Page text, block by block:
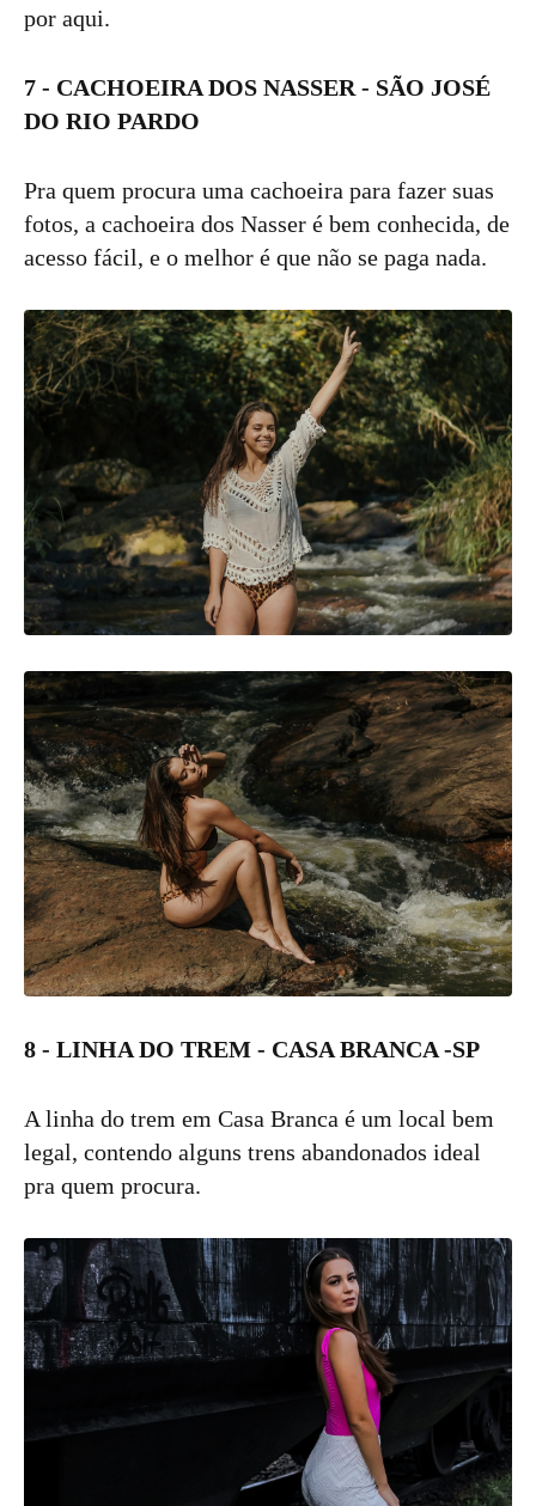
por aqui.
7 - CACHOEIRA DOS NASSER - SÃO JOSÉ
DO RIO PARDO
Pra quem procura uma cachoeira para fazer suas
fotos, a cachoeira dos Nasser é bem conhecida, de
acesso fácil, e o melhor é que não se paga nada.
8 - LINHA DO TREM - CASA BRANCA -SP
A linha do trem em Casa Branca é um local bem
legal, contendo alguns trens abandonados ideal
pra quem procura.